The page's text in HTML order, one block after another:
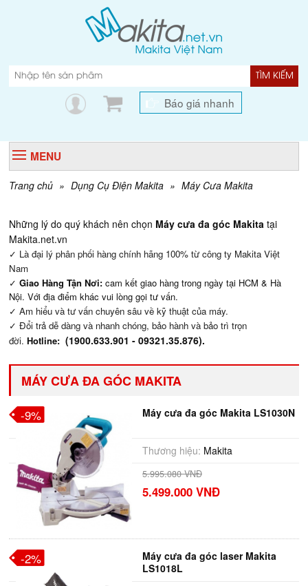
TÌM KIẾM
Báo giá nhanh
MENU
Trang chủ » Dụng Cụ Điện Makita » Máy Cưa Makita
Những lý do quý khách nên chọn Máy cưa đa góc Makita tại
Makita.net.vn
✓ Là đại lý phân phối hàng chính hãng 100% từ công ty Makita Việt
Nam
✓Giao Hàng Tận Nơi:cam kết giao hàng trong ngày tại HCM & Hà
Nội. Với địa điểm khác vui lòng gọi tư vấn.
✓ Am hiểu và tư vấn chuyên sâu về kỹ thuật của máy.
✓ Đổi trả dễ dàng và nhanh chóng, bảo hành và bảo trì trọn
đời.Hotline: (1900.633.901 - 09321.35.876).
MÁY CƯA ĐA GÓC MAKITA
Máy cưa đa góc Makita LS1030N
Thương hiệu: Makita
5.995.080 VNĐ
5.499.000 VNĐ
-9%
Máy cưa đa góc laser Makita
LS1018L
-2%